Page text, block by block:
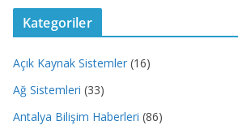
Kategoriler
Açık Kaynak Sistemler (16)
Ağ Sistemleri (33)
Antalya Bilişim Haberleri (86)